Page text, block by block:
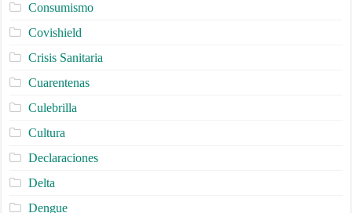
Consumismo
Covishield
Crisis Sanitaria
Cuarentenas
Culebrilla
Cultura
Declaraciones
Delta
Dengue